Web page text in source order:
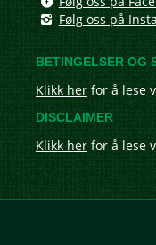
Følg oss på
BETINGELSER OG
Klikk her for å lese
DISCLAIMER
Klikk her for å lese